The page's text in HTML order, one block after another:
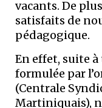
vacants. De
satisfaits de
pédagogique.
En effet, suite à
formulée par
(Centrale
Martiniquais),